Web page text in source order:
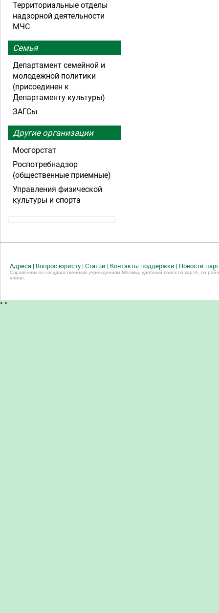
Территориальные отделы
надзорной деятельности
МЧС
Семья
Департамент семейной и
молодежной политики
(присоединен к
Департаменту культуры)
ЗАГСы
Другие организации
Мосгорстат
Роспотребнадзор
(общественные приемные)
Управления физической
культуры и спорта
Адреса | Вопрос юристу | Статьи | Контакты поддержки | Новости
Справочник по государственным учреждениям Москвы, удобный поиск по карте, по
улице.
< >